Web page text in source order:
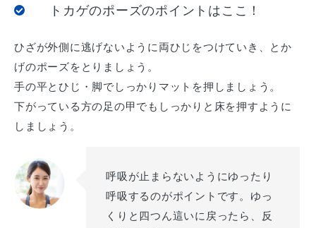
トカゲのポーズのポイントはここ！
ひざが外側に逃げないように両ひじをつけていき、とか
げのポーズをとりましょう。
手の平とひじ・脚でしっかりマットを押しましょう。
下がっている方の足の甲でもしっかりと床を押すように
しましょう。
呼吸が止まらないようにゆったり
呼吸するのがポイントです。ゆっ
くりと四つん這いに戻ったら、反